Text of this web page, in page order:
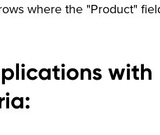
where the "Product"
with
: